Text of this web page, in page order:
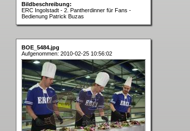
Bildbeschreibung:
ERC Ingolstadt - 2. Pantherdinner für Fans -
Bedienung Patrick Buzas
BOE_5484.jpg
Aufgenommen: 2010-02-25 10:56:02